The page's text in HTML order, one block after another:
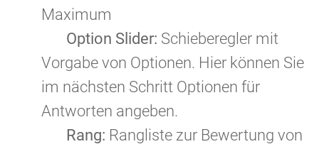
Maximum
Option Slider: Schieberegler mit
Vorgabe von Optionen. Hier können Sie
im nächsten Schritt Optionen für
Antworten angeben.
Rang: Rangliste zur Bewertung von